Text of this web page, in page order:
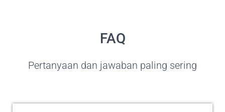
FAQ
Pertanyaan dan jawaban paling sering